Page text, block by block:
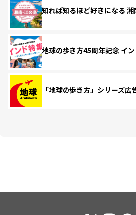
知れば知るほど好きになる 湘
地球の歩き方45周年記念 イ
「地球の歩き方」シリーズ広